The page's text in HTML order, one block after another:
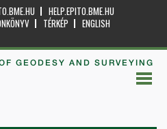
HELP.EPITO.BME.HU
TÉRKÉP
ENGLISH
GEODESY AND SURVEYING